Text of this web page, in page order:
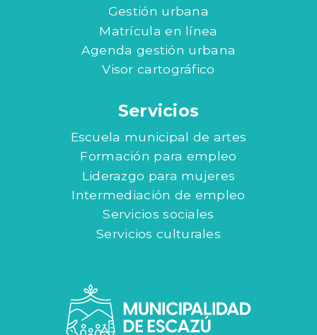
Gestión urbana
Matrícula en línea
Agenda gestión urbana
Visor cartográfico
Servicios
Escuela municipal de artes
Formación para empleo
Liderazgo para mujeres
Intermediación de empleo
Servicios sociales
Servicios culturales